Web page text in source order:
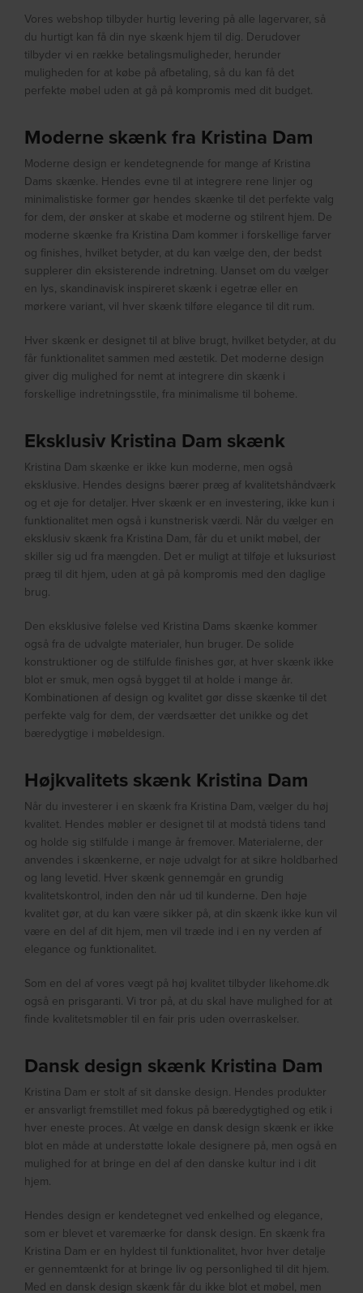
Vores webshop tilbyder hurtig levering på alle lagervarer, så
du hurtigt kan få din nye skænk hjem til dig. Derudover
tilbyder vi en række betalingsmuligheder, herunder
muligheden for at købe på afbetaling, så du kan få det
perfekte møbel uden at gå på kompromis med dit budget.
Moderne skænk fra Kristina Dam
Moderne design er kendetegnende for mange af Kristina
Dams skænke. Hendes evne til at integrere rene linjer og
minimalistiske former gør hendes skænke til det perfekte valg
for dem, der ønsker at skabe et moderne og stilrent hjem. De
moderne skænke fra Kristina Dam kommer i forskellige farver
og finishes, hvilket betyder, at du kan vælge den, der bedst
supplerer din eksisterende indretning. Uanset om du vælger
en lys, skandinavisk inspireret skænk i egetræ eller en
mørkere variant, vil hver skænk tilføre elegance til dit rum.
Hver skænk er designet til at blive brugt, hvilket betyder, at du
får funktionalitet sammen med æstetik. Det moderne design
giver dig mulighed for nemt at integrere din skænk i
forskellige indretningsstile, fra minimalisme til boheme.
Eksklusiv Kristina Dam skænk
Kristina Dam skænke er ikke kun moderne, men også
eksklusive. Hendes designs bærer præg af kvalitetshåndværk
og et øje for detaljer. Hver skænk er en investering, ikke kun i
funktionalitet men også i kunstnerisk værdi. Når du vælger en
eksklusiv skænk fra Kristina Dam, får du et unikt møbel, der
skiller sig ud fra mængden. Det er muligt at tilføje et luksuriøst
præg til dit hjem, uden at gå på kompromis med den daglige
brug.
Den eksklusive følelse ved Kristina Dams skænke kommer
også fra de udvalgte materialer, hun bruger. De solide
konstruktioner og de stilfulde finishes gør, at hver skænk ikke
blot er smuk, men også bygget til at holde i mange år.
Kombinationen af design og kvalitet gør disse skænke til det
perfekte valg for dem, der værdsætter det unikke og det
bæredygtige i møbeldesign.
Højkvalitets skænk Kristina Dam
Når du investerer i en skænk fra Kristina Dam, vælger du høj
kvalitet. Hendes møbler er designet til at modstå tidens tand
og holde sig stilfulde i mange år fremover. Materialerne, der
anvendes i skænkerne, er nøje udvalgt for at sikre holdbarhed
og lang levetid. Hver skænk gennemgår en grundig
kvalitetskontrol, inden den når ud til kunderne. Den høje
kvalitet gør, at du kan være sikker på, at din skænk ikke kun vil
være en del af dit hjem, men vil træde ind i en ny verden af
elegance og funktionalitet.
Som en del af vores vægt på høj kvalitet tilbyder likehome.dk
også en prisgaranti. Vi tror på, at du skal have mulighed for at
finde kvalitetsmøbler til en fair pris uden overraskelser.
Dansk design skænk Kristina Dam
Kristina Dam er stolt af sit danske design. Hendes produkter
er ansvarligt fremstillet med fokus på bæredygtighed og etik i
hver eneste proces. At vælge en dansk design skænk er ikke
blot en måde at understøtte lokale designere på, men også en
mulighed for at bringe en del af den danske kultur ind i dit
hjem.
Hendes design er kendetegnet ved enkelhed og elegance,
som er blevet et varemærke for dansk design. En skænk fra
Kristina Dam er en hyldest til funktionalitet, hvor hver detalje
er gennemtænkt for at bringe liv og personlighed til dit hjem.
Med en dansk design skænk får du ikke blot et møbel, men